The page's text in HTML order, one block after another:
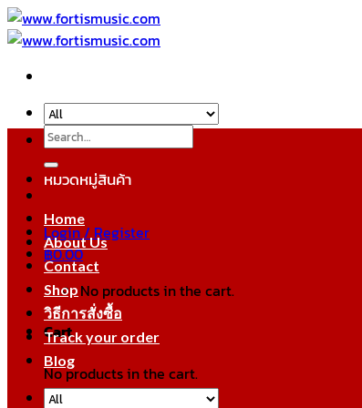
Skip
to
Search
for:
Login / Register
฿0.00
No products in the cart.
Cart
No products in the cart.
หมวดหมู่สินค้า
Home
About Us
Contact
Shop
วิธีการสั่งซื้อ
Track your order
Blog